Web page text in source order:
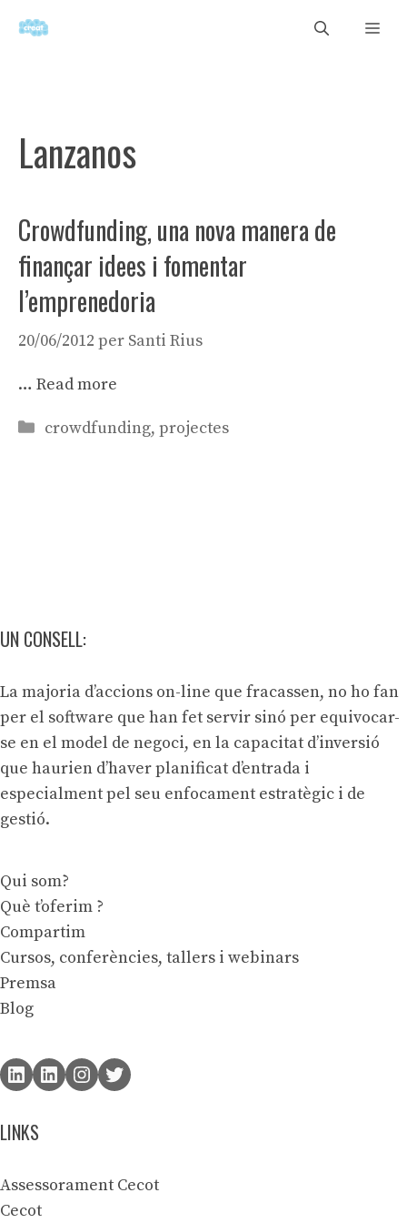
Lanzanos
Crowdfunding, una nova manera de
finançar idees i fomentar
l’emprenedoria
20/06/2012 per Santi Rius
… Read more
Categories
crowdfunding, projectes
UN CONSELL:
La majoria d’accions on-line que fracassen, no ho fan
per el software que han fet servir sinó per equivocar-
se en el model de negoci, en la capacitat d’inversió
que haurien d’haver planificat d’entrada i
especialment pel seu enfocament estratègic i de
gestió.
Qui som?
Què t’oferim ?
Compartim
Cursos, conferències, tallers i webinars
Premsa
Blog
LINKS
Assessorament Cecot
Cecot